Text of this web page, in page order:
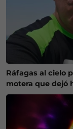
Ráfagas al cielo
motera que dejó